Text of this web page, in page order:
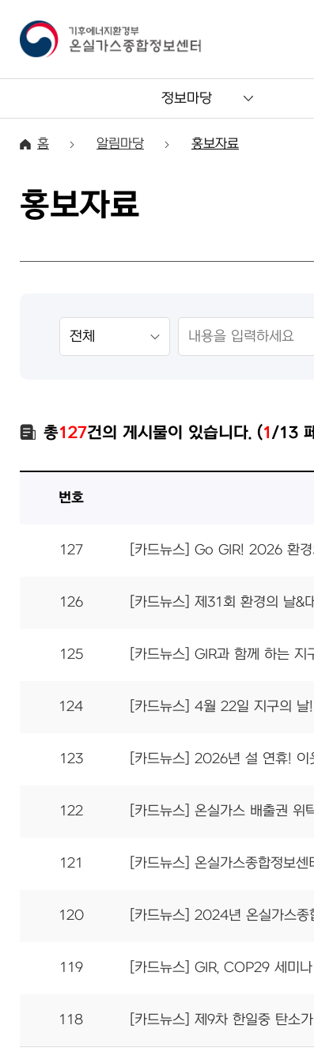
정보마당
홈 알림마당 홍보자료
홍보자료
총127건의 게시물이 있습니다. (1/13
번호
127 [카드뉴스] Go GIR! 2026 환
126 [카드뉴스] 제31회 환경의 날&
125 [카드뉴스] GIR과 함께 하는 지
124 [카드뉴스] 4월 22일 지구의
123 [카드뉴스] 2026년 설 연휴! 이
122 [카드뉴스] 온실가스 배출권
121 [카드뉴스] 온실가스종합정보
120 [카드뉴스] 2024년 온실가스
119 [카드뉴스] GIR, COP29 세미
118 [카드뉴스] 제9차 한일중 탄소